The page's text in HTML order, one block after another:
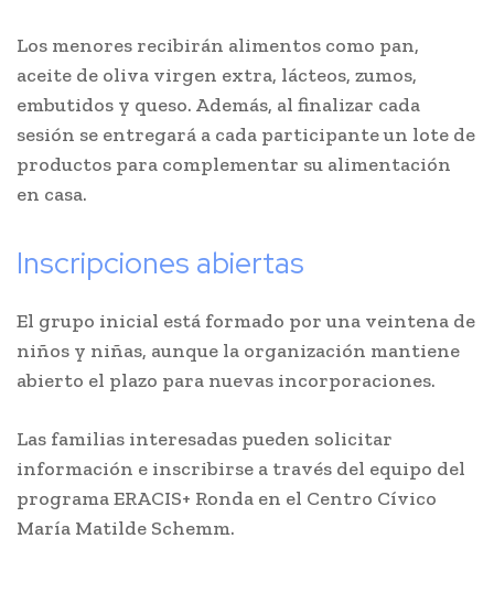
Los menores recibirán alimentos como pan,
aceite de oliva virgen extra, lácteos, zumos,
embutidos y queso. Además, al finalizar cada
sesión se entregará a cada participante un lote de
productos para complementar su alimentación
en casa.
Inscripciones abiertas
El grupo inicial está formado por una veintena de
niños y niñas, aunque la organización mantiene
abierto el plazo para nuevas incorporaciones.
Las familias interesadas pueden solicitar
información e inscribirse a través del equipo del
programa ERACIS+ Ronda en el Centro Cívico
María Matilde Schemm.